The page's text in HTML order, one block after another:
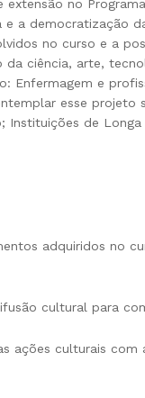
extensão no
e a democratização
no curso e a
ciência, arte,
Enfermagem e
esse projeto
Instituições de
adquiridos no
cultural para
ações culturais